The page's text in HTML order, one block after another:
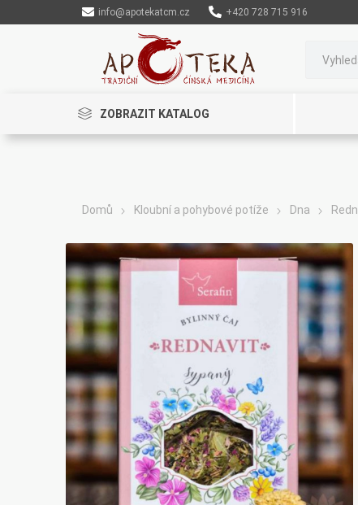
info@apotekatcm.cz +420 728 715 916
ZOBRAZIT KATALOG
Cannaderm Henep Organic India
Bylinky TČM
G&G
Vitamins
Ecce Vita
s.r.o.
Domů Kloubní a pohybové potíže Dna